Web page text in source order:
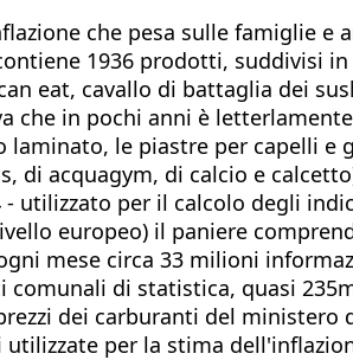
che pesa sulle famiglie
1936 prodotti, suddivisi
eat, cavallo di battaglia dei
in pochi anni è
laminato, le piastre per capelli
di acquagym, di calcio e
utilizzato per il calcolo degli
europeo) il paniere
mese circa 33 milioni
di statistica, quasi
dei carburanti del
per la stima